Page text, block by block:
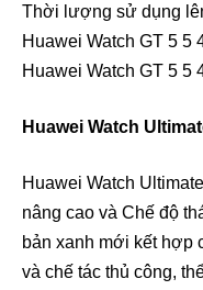
Thời lượng sử dụng
Huawei Watch GT 5 5
Huawei Watch GT 5 5
Huawei Watch
Huawei Watch
nâng cao và Chế độ
bản xanh mới kết hợp
và chế tác thủ công,